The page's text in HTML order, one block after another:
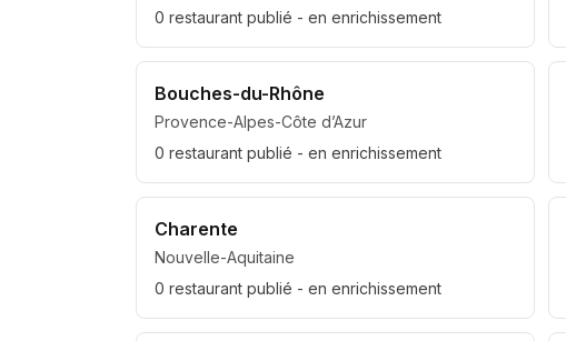
0 restaurant publié - en enrichissement
Bouches-du-Rhône
Provence-Alpes-Côte d’Azur
0 restaurant publié - en enrichissement
Charente
Nouvelle-Aquitaine
0 restaurant publié - en enrichissement